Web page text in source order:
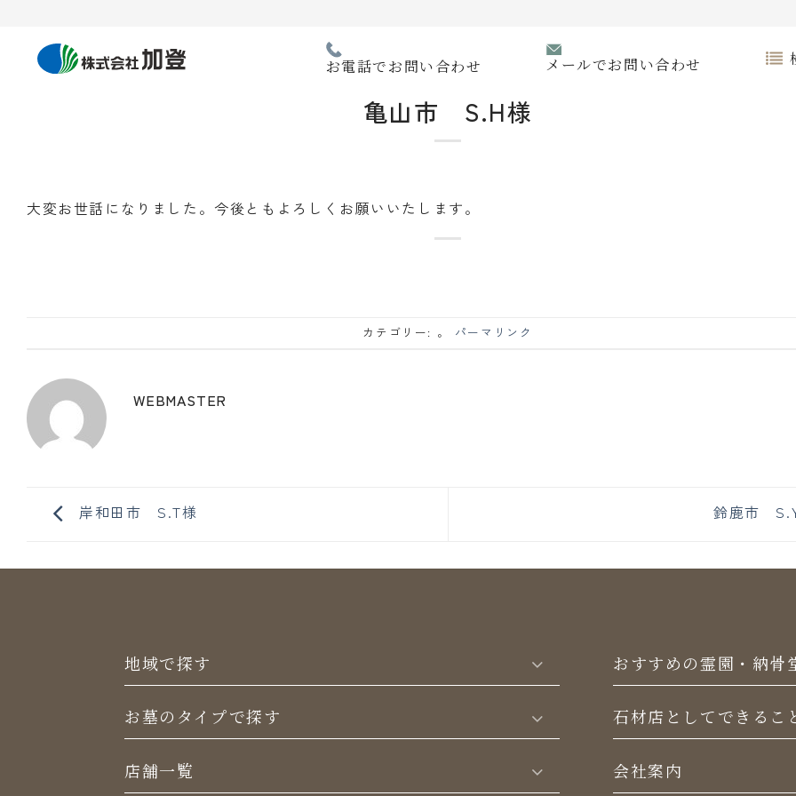
content
お電話でお問い合わせ メールでお問い合わせ
亀山市 S.H様
大変お世話になりました。今後ともよろしくお願いいたします。
カテゴリー: 。 パーマリンク
WEBMASTER
岸和田市 S.T様 鈴鹿市
地域で探す
お墓のタイプで探す
店舗一覧
おすすめの霊園・納骨
⽯材店としてできるこ
会社案内